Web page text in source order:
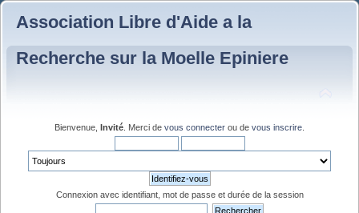
Association Libre d'Aide a la
Recherche sur la Moelle Epiniere
Bienvenue, Invité . Merci de vous connecter ou de vous inscrire
Connexion avec identifiant, mot de passe et durée de la session